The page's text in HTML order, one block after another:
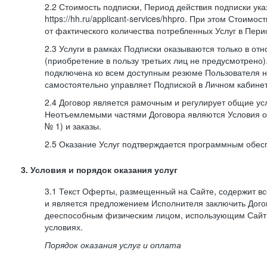
2.2 Стоимость подписки, Период действия подписки
https://hh.ru/applicant-services/hhpro. При этом
от фактического количества потребленных Услуг в
2.3 Услуги в рамках Подписки оказываются только в
(приобретение в пользу третьих лиц не
подключена ко всем доступным резюме Пользователя
самостоятельно управляет Подпиской в Личном
2.4 Договор является рамочным и регулирует общие
Неотъемлемыми частями Договора являются Условия
№ 1) и заказы.
2.5 Оказание Услуг подтверждается программным
3. Условия и порядок оказания услуг
3.1 Текст Оферты, размещенный на Сайте, содержит
и является предложением Исполнителя заключить
дееспособным физическим лицом, использующим
условиях.
Порядок оказания услуг и оплата